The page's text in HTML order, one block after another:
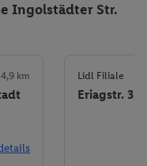
Ingolstädter Str.
4,9 km Lidl Filiale
Eriagstr. 3,